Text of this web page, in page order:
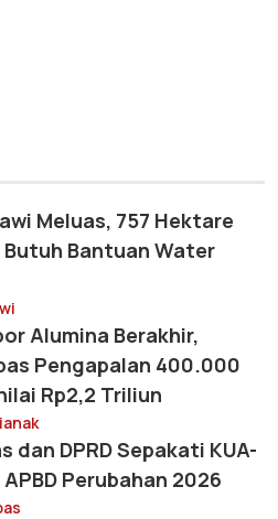
Meluas, 757 Hektare
Butuh Bantuan Water
Alumina Berakhir,
Pengapalan 400.000
Rp2,2 Triliun
dan DPRD Sepakati KUA-
Perubahan 2026